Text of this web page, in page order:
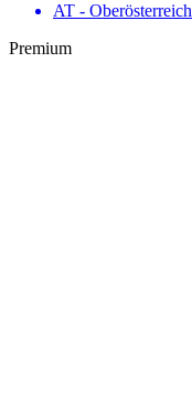
AT - Ober­österreich
Premium